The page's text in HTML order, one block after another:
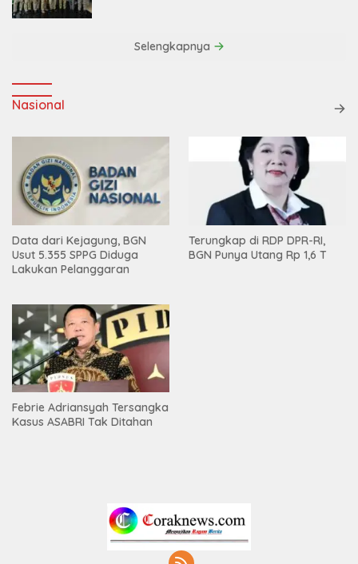
Selengkapnya
Nasional
Data dari Kejagung, BGN
Usut 5.355 SPPG Diduga
Lakukan Pelanggaran
Terungkap di RDP DPR-RI,
BGN Punya Utang Rp 1,6 T
Febrie Adriansyah Tersangka
Kasus ASABRI Tak Ditahan